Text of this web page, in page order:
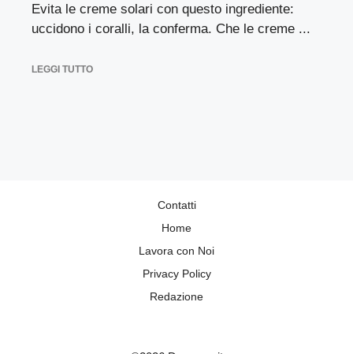
Evita le creme solari con questo ingrediente:
uccidono i coralli, la conferma. Che le creme ...
LEGGI TUTTO
Contatti
Home
Lavora con Noi
Privacy Policy
Redazione